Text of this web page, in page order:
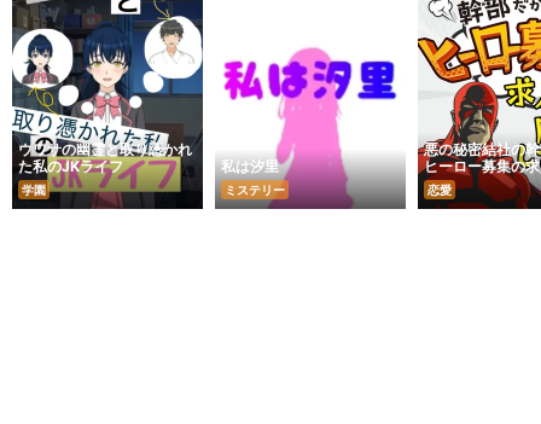
ウワサの幽霊と取り憑かれ
た私のJKライフ
学園
私は汐里
ミステリー
悪の秘密結社の
ヒーロー募集の
した｜
恋愛